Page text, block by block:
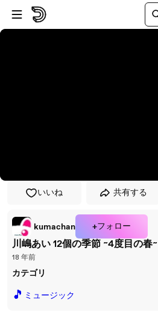
プレイヤーにスキップ
メインコンテンツにスキップ
いいね 共有する
kumachan +フォロー
川嶋あい 12個の季節 ~4度目の春~
18 年前
カテゴリ
🎵 ミュージック